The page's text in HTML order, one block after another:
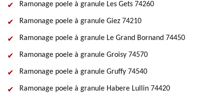
Ramonage poele à granule Les Gets 74260
Ramonage poele à granule Giez 74210
Ramonage poele à granule Le Grand Bornand 74450
Ramonage poele à granule Groisy 74570
Ramonage poele à granule Gruffy 74540
Ramonage poele à granule Habere Lullin 74420